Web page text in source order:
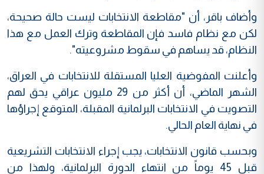
وأضاف باقر، أن "مقاطعة الانتخابات ليست حالة صحيحة،
لكن مع نظام فاسد فإن المقاطعة وترك العمل مع هذا
النظام، قد يساهم في سقوط مشروعيته".
وأعلنت المفوضية العليا المستقلة للانتخابات في العراق،
الشهر الماضي، أن أكثر من 29 مليون عراقي يحق لهم
التصويت في الانتخابات البرلمانية المقبلة، المتوقع إجراؤها
في نهاية العام الحالي.
وبحسب قانون الانتخابات، يجب إجراء الانتخابات التشريعية
قبل 45 يوماً من انتهاء الدورة البرلمانية، ولهذا من